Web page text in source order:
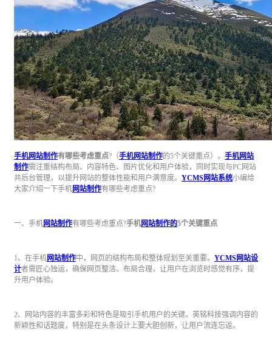
手机网站制作有哪些考虑重点?（手机网站制作的5个关键重点）。 手机网站
制作需注重结构布局、内容特色、图片优化和用户体验，同时实现与PC网站
共后台管理，以提升网站的整体性能和用户满意度。 YCMS网站系统小编给
大家介绍一下手机网站制作有哪些考虑重点?
一、手机网站制作有哪些考虑重点?手机网站制作的5个关键重点
1、在手机网站制作中，网页的结构布局和整体规划至关重要。 YCMS网站设
计者需匠心独运，确保网页整洁、布局合理，让用户在浏览时感觉有序，提
升用户体验。
2、网站内容的丰富多彩和特色是吸引手机用户的关键。英铭科技强调内容的
新颖性和话题度，特别是在头条设计上要大胆创新，让用户流连忘返。